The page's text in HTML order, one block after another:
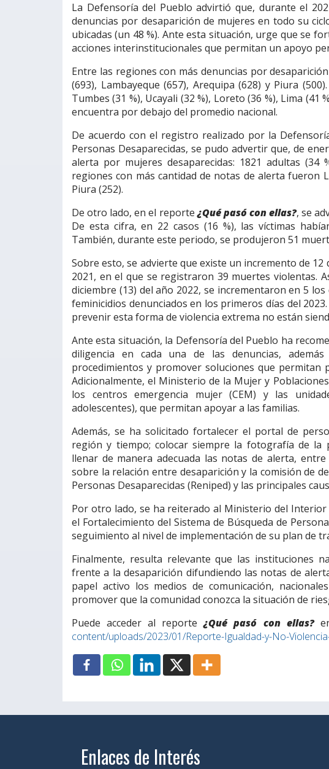
La Defensoría del Pueblo advirtió que, durante el
denuncias por desaparición de mujeres en todo su
ubicadas (un 48 %). Ante esta situación, urge que se
acciones interinstitucionales que permitan un apoyo
Entre las regiones con más denuncias por
(693), Lambayeque (657), Arequipa (628) y Piura
Tumbes (31 %), Ucayali (32 %), Loreto (36 %), Lima
encuentra por debajo del promedio nacional.
De acuerdo con el registro realizado por la
Personas Desaparecidas, se pudo advertir que, de
alerta por mujeres desaparecidas: 1821 adultas (34
regiones con más cantidad de notas de alerta fueron
Piura (252).
De otro lado, en el reporte¿Qué pasó con ellas?, se
De esta cifra, en 22 casos (16 %), las víctimas
También, durante este periodo, se produjeron 51
Sobre esto, se advierte que existe un incremento de
2021, en el que se registraron 39 muertes violentas.
diciembre (13) del año 2022, se incrementaron en 5
feminicidios denunciados en los primeros días del
prevenir esta forma de violencia extrema no están
Ante esta situación, la Defensoría del Pueblo ha
diligencia en cada una de las denuncias,
procedimientos y promover soluciones que
Adicionalmente, el Ministerio de la Mujer y
los centros emergencia mujer (CEM) y las
adolescentes), que permitan apoyar a las familias.
Además, se ha solicitado fortalecer el portal de
región y tiempo; colocar siempre la fotografía de la
llenar de manera adecuada las notas de alerta,
sobre la relación entre desaparición y la comisión de
Personas Desaparecidas (Reniped) y las principales
Por otro lado, se ha reiterado al Ministerio del
el Fortalecimiento del Sistema de Búsqueda de
seguimiento al nivel de implementación de su plan de
Finalmente, resulta relevante que las instituciones
frente a la desaparición difundiendo las notas de
papel activo los medios de comunicación,
promover que la comunidad conozca la situación de
Puede acceder al reporte¿Qué pasó con ellas?
content/uploads/2023/01/Reporte-Igualdad-y-No-
Enlaces de Interés